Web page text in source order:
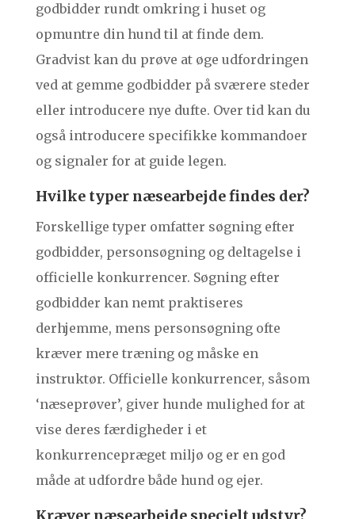
godbidder rundt omkring i huset og
opmuntre din hund til at finde dem.
Gradvist kan du prøve at øge udfordringen
ved at gemme godbidder på sværere steder
eller introducere nye dufte. Over tid kan du
også introducere specifikke kommandoer
og signaler for at guide legen.
Hvilke typer næsearbejde findes der?
Forskellige typer omfatter søgning efter
godbidder, personsøgning og deltagelse i
officielle konkurrencer. Søgning efter
godbidder kan nemt praktiseres
derhjemme, mens personsøgning ofte
kræver mere træning og måske en
instruktør. Officielle konkurrencer, såsom
‘næseprøver’, giver hunde mulighed for at
vise deres færdigheder i et
konkurrencepræget miljø og er en god
måde at udfordre både hund og ejer.